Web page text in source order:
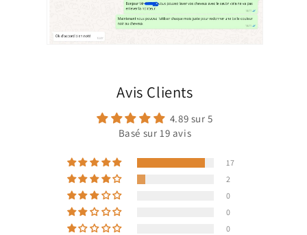
Avis Clients
4.89 sur 5
Basé sur 19 avis
17
2
0
0
0